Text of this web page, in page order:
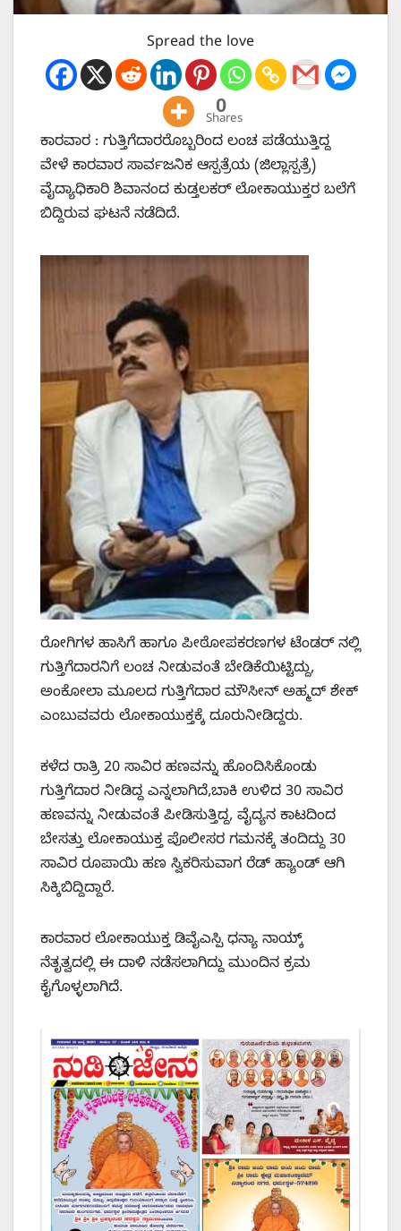
Spread the love
0
Shares
ಕಾರವಾರ : ಗುತ್ತಿಗೆದಾರರೊಬ್ಬರಿಂದ ಲಂಚ‌ ಪಡೆಯುತ್ತಿದ್ದ
ವೇಳೆ ಕಾರವಾರ ಸಾರ್ವಜನಿಕ ಆಸ್ಪತ್ರೆಯ (ಜಿಲ್ಲಾಸ್ಪತ್ರೆ)
ವೈದ್ಯಾಧಿಕಾರಿ ಶಿವಾನಂದ ಕುಡ್ತಲಕರ್ ಲೋಕಾಯುಕ್ತರ ಬಲೆಗೆ
ಬಿದ್ದಿರುವ ಘಟನೆ ನಡೆದಿದೆ.
ರೋಗಿಗಳ ಹಾಸಿಗೆ ಹಾಗೂ ಪೀಠೋಪಕರಣಗಳ ಟೆಂಡರ್ ನಲ್ಲಿ
ಗುತ್ತಿಗೆದಾರನಿಗೆ ಲಂಚ ನೀಡುವಂತೆ ಬೇಡಿಕೆಯಿಟ್ಟಿದ್ದು,
ಅಂಕೋಲಾ ಮೂಲದ ಗುತ್ತಿಗೆದಾರ ಮೌಸೀನ್ ಅಹ್ಮದ್ ಶೇಕ್
ಎಂಬುವವರು ಲೋಕಾಯುಕ್ತಕ್ಕೆ ದೂರು‌ನೀಡಿದ್ದರು.
ಕಳೆದ ರಾತ್ರಿ 20 ಸಾವಿರ ಹಣವನ್ನು ಹೊಂದಿಸಿಕೊಂಡು
ಗುತ್ತಿಗೆದಾರ ನೀಡಿದ್ದ ಎನ್ನಲಾಗಿದೆ,ಬಾಕಿ ಉಳಿದ 30 ಸಾವಿರ
ಹಣವನ್ನು ನೀಡುವಂತೆ ಪೀಡಿಸುತ್ತಿದ್ದ, ವೈದ್ಯನ ಕಾಟದಿಂದ
ಬೇಸತ್ತು ಲೋಕಾಯುಕ್ತ ಪೊಲೀಸರ ಗಮನಕ್ಕೆ ತಂದಿದ್ದು 30
ಸಾವಿರ ರೂಪಾಯಿ ಹಣ ಸ್ವಿಕರಿಸುವಾಗ ರೆಡ್ ಹ್ಯಾಂಡ್ ಆಗಿ
ಸಿಕ್ಕಿಬಿದ್ದಿದ್ದಾರೆ.
ಕಾರವಾರ ಲೋಕಾಯುಕ್ತ ಡಿವೈಎಸ್ಪಿ ಧನ್ಯಾ ನಾಯ್ಕ್
ನೆತೃತ್ವದಲ್ಲಿ ಈ‌ ದಾಳಿ ನಡೆಸಲಾಗಿದ್ದು ಮುಂದಿನ ಕ್ರಮ
ಕೈಗೊಳ್ಳಲಾಗಿದೆ.